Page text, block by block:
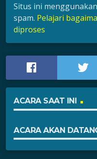
Situs ini
spam. Pelajari
diproses
ACARA SAAT INI
ACARA AKAN